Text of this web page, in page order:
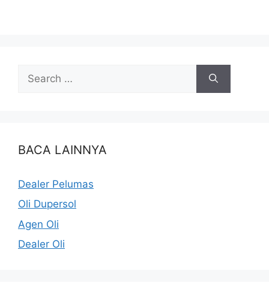
BACA LAINNYA
Dealer Pelumas
Oli Dupersol
Agen Oli
Dealer Oli